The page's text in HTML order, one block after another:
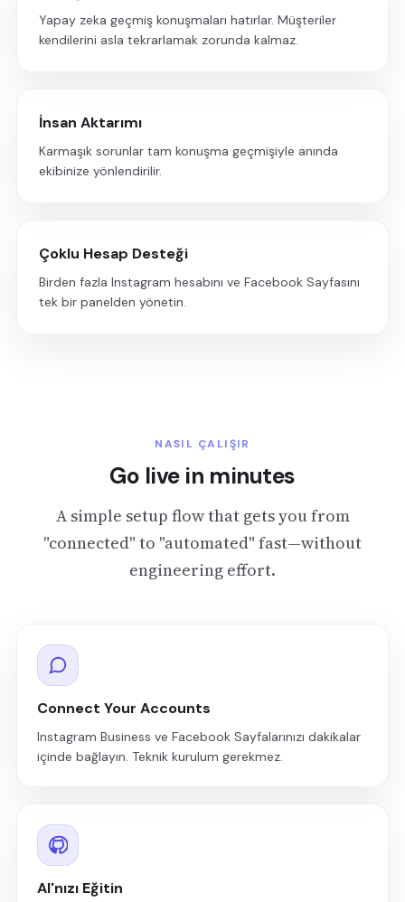
Yapay zeka geçmiş konuşmaları hatırlar. Müşteriler
kendilerini asla tekrarlamak zorunda kalmaz.
İnsan Aktarımı
Karmaşık sorunlar tam konuşma geçmişiyle anında
ekibinize yönlendirilir.
Çoklu Hesap Desteği
Birden fazla Instagram hesabını ve Facebook Sayfasını
tek bir panelden yönetin.
NASIL ÇALIŞIR
Go live in minutes
A simple setup flow that gets you from
"connected" to "automated" fast—without
engineering effort.
Connect Your Accounts
Instagram Business ve Facebook Sayfalarınızı dakikalar
içinde bağlayın. Teknik kurulum gerekmez.
AI'nızı Eğitin